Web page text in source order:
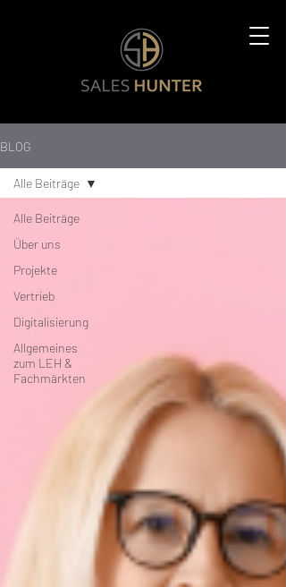
BLOG
Alle Beiträge
Über uns
Projekte
Vertrieb
Digitalisierung
Allgemeines
zum LEH &
Fachmärkten
Alle Beiträge